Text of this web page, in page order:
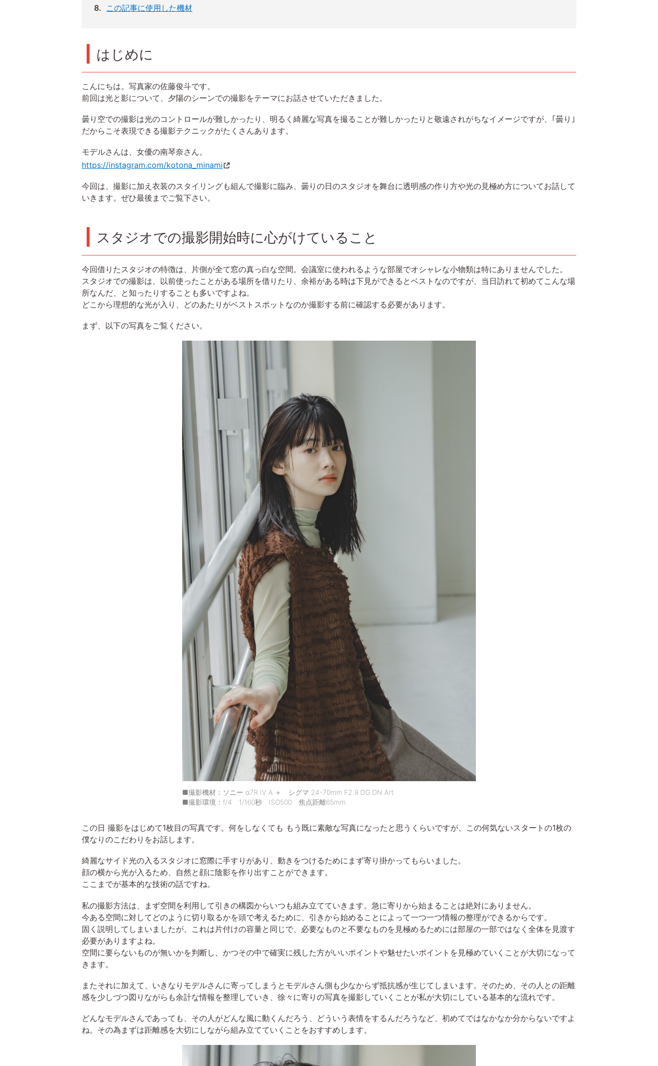
この記事に使用した機材
はじめに
こんにちは。写真家の佐藤俊斗です。
前回は光と影について、夕陽のシーンでの撮影をテーマにお話させていただきました。
曇り空での撮影は光のコントロールが難しかったり、明るく綺麗な写真を撮ることが難しかったりと敬遠されがちなイメージですが、｢曇り｣
だからこそ表現できる撮影テクニックがたくさんあります。
モデルさんは、女優の南琴奈さん。
https://instagram.com/kotona_minami
今回は、撮影に加え衣装のスタイリングも組んで撮影に臨み、曇りの日のスタジオを舞台に透明感の作り方や光の見極め方についてお話して
いきます。ぜひ最後までご覧下さい。
スタジオでの撮影開始時に心がけていること
今回借りたスタジオの特徴は、片側が全て窓の真っ白な空間。会議室に使われるような部屋でオシャレな小物類は特にありませんでした。
スタジオでの撮影は、以前使ったことがある場所を借りたり、余裕がある時は下見ができるとベストなのですが、当日訪れて初めてこんな場
所なんだ、と知ったりすることも多いですよね。
どこから理想的な光が入り、どのあたりがベストスポットなのか撮影する前に確認する必要があります。
まず、以下の写真をご覧ください。
■撮影機材：ソニー α7R IV A ＋ シグマ 24-70mm F2.8 DG DN Art
■撮影環境：f/4 1/160秒 ISO500 焦点距離65mm
この日 撮影をはじめて1枚目の写真です。何をしなくても もう既に素敵な写真になったと思うくらいですが、この何気ないスタートの1枚の
僕なりのこだわりをお話します。
綺麗なサイド光の入るスタジオに窓際に手すりがあり、動きをつけるためにまず寄り掛かってもらいました。
顔の横から光が入るため、自然と顔に陰影を作り出すことができます。
ここまでが基本的な技術の話ですね。
私の撮影方法は、まず空間を利用して引きの構図からいつも組み立てていきます。急に寄りから始まることは絶対にありません。
今ある空間に対してどのように切り取るかを頭で考えるために、引きから始めることによって一つ一つ情報の整理ができるからです。
固く説明してしまいましたが、これは片付けの容量と同じで、必要なものと不要なものを見極めるためには部屋の一部ではなく全体を見渡す
必要がありますよね。
空間に要らないものが無いかを判断し、かつその中で確実に残した方がいいポイントや魅せたいポイントを見極めていくことが大切になって
きます。
またそれに加えて、いきなりモデルさんに寄ってしまうとモデルさん側も少なからず抵抗感が生じてしまいます。そのため、その人との距離
感を少しづつ図りながらも余計な情報を整理していき、徐々に寄りの写真を撮影していくことが私が大切にしている基本的な流れです。
どんなモデルさんであっても、その人がどんな風に動くんだろう、どういう表情をするんだろうなど、初めてではなかなか分からないですよ
ね。その為まずは距離感を大切にしながら組み立てていくことをおすすめします。